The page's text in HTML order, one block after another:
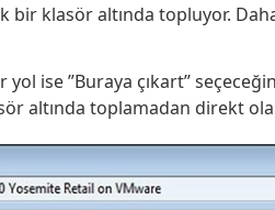
bir klasör altında topluyor.
ise ”Buraya çıkart”
altında toplamadan direkt